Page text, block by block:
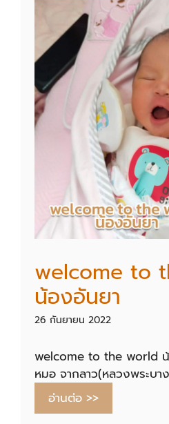
welcome to
น้องอันยา
26 กันยายน 2022
welcome to the world
หมอ จากลาว(หลวงพระบ
อ่านต่อ >>